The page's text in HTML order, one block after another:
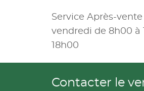
Service Après-
vendredi de 8h00 à
18h00
Contacter le